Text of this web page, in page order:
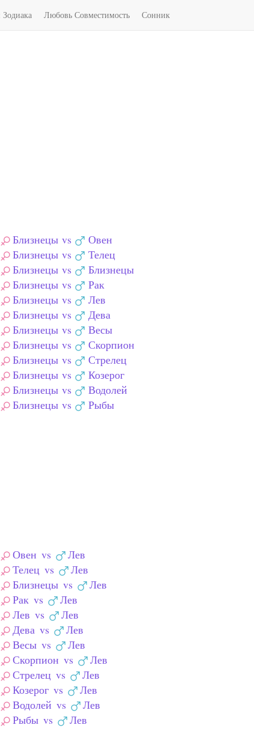
Зодиака Любовь Совместимость Сонник
Близнецы vs
Овен
Близнецы vs
Телец
Близнецы vs
Близнецы
Близнецы vs
Рак
Близнецы vs
Лев
Близнецы vs
Дева
Близнецы vs
Весы
Близнецы vs
Скорпион
Близнецы vs
Стрелец
Близнецы vs
Козерог
Близнецы vs
Водолей
Близнецы vs Рыбы
Овен vs
Лев
Телец vs
Лев
Близнецы vs
Лев
Рак vs
Лев
Лев vs
Лев
Дева vs
Лев
Весы vs
Лев
Скорпион vs
Лев
Стрелец vs
Лев
Козерог vs
Лев
Водолей vs
Лев
Рыбы vs Лев